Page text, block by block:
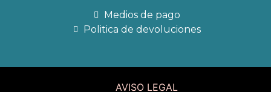
Medios de pago
Politica de devoluciones
AVISO LEGAL